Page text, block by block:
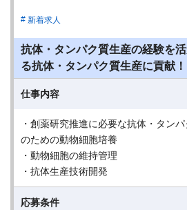
新着求人
抗体・タンパク質生産の経験を
る抗体・タンパク質生産に貢献！
仕事内容
・創薬研究推進に必要な抗体・タン
のための動物細胞培養
・動物細胞の維持管理
・抗体生産技術開発
応募条件